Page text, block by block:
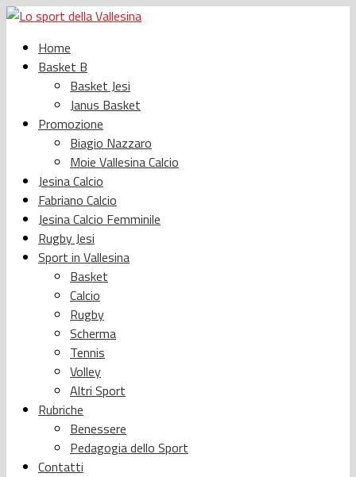
Home
Basket B
Basket Jesi
Janus Basket
Promozione
Biagio Nazzaro
Moie Vallesina Calcio
Jesina Calcio
Fabriano Calcio
Jesina Calcio Femminile
Rugby Jesi
Sport in Vallesina
Basket
Calcio
Rugby
Scherma
Tennis
Volley
Altri Sport
Rubriche
Benessere
Pedagogia dello Sport
Contatti